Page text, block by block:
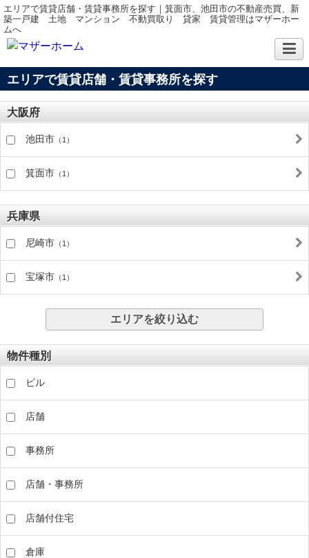
エリアで賃貸店舗・賃貸事務所を探す｜箕面市、池田市の不動産売買、新
築一戸建 土地 マンション 不動買取り 貸家 賃貸管理はマザーホー
ムへ
エリアで賃貸店舗・賃貸事務所を探す
大阪府
池田市 （1）
箕面市 （1）
兵庫県
尼崎市 （1）
宝塚市 （1）
エリアを絞り込む
物件種別
ビル
店舗
事務所
店舗・事務所
店舗付住宅
倉庫